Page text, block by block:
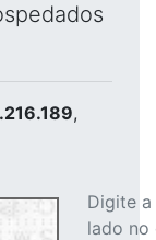
,
Digite
lado no